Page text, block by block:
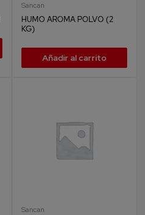
Sancan
HUMO AROMA POLVO (2
KG)
Añadir al carrito
Sancan